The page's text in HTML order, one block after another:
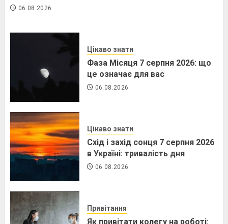
06.08.2026
Цікаво знати
Фаза Місяця 7 серпня 2026: що
це означає для вас
06.08.2026
Цікаво знати
Схід і захід сонця 7 серпня 2026
в Україні: тривалість дня
06.08.2026
Привітання
Як привітати колегу на роботі: